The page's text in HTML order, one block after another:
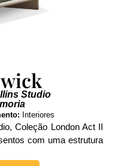
Studio
Interiores
Coleção London Act II
com uma estrutura